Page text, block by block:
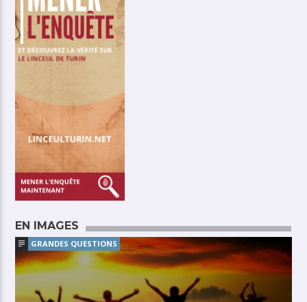
EN IMAGES
GRANDES QUESTIONS